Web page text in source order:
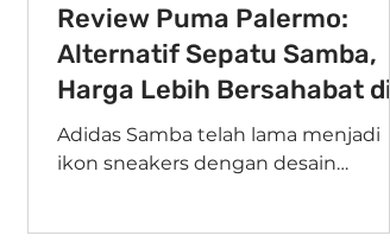
Review Puma Palermo:
Alternatif Sepatu Samba,
Harga Lebih Bersahabat di
Kantong
Adidas Samba telah lama menjadi
ikon sneakers dengan desain